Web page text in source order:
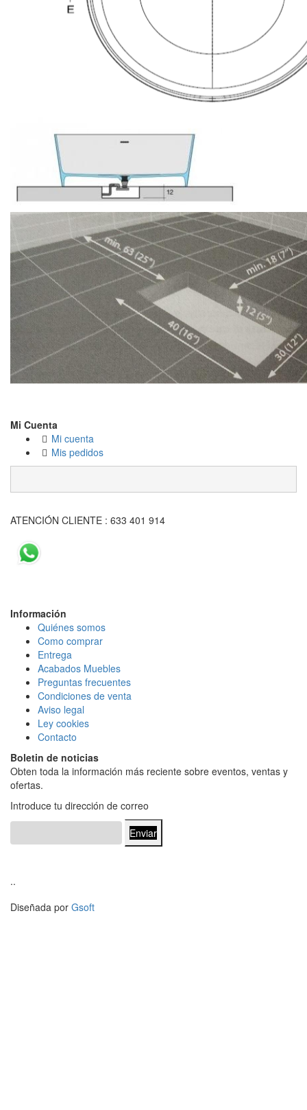
Mi Cuenta
Mi cuenta
Mis pedidos
ATENCIÓN CLIENTE : 633 401 914
Información
Quiénes somos
Como comprar
Entrega
Acabados Muebles
Preguntas frecuentes
Condiciones de venta
Aviso legal
Ley cookies
Contacto
Boletin de noticias
Obten toda la información más reciente sobre eventos, ventas y
ofertas.
Introduce tu dirección de correo
Enviar
..
Diseñada por Gsoft